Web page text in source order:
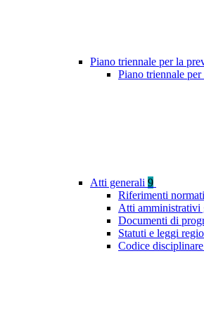
Piano triennale per la
Piano triennale
Atti generali 9
Riferimenti
Atti amministrativi
Documenti di
Statuti e leggi
Codice